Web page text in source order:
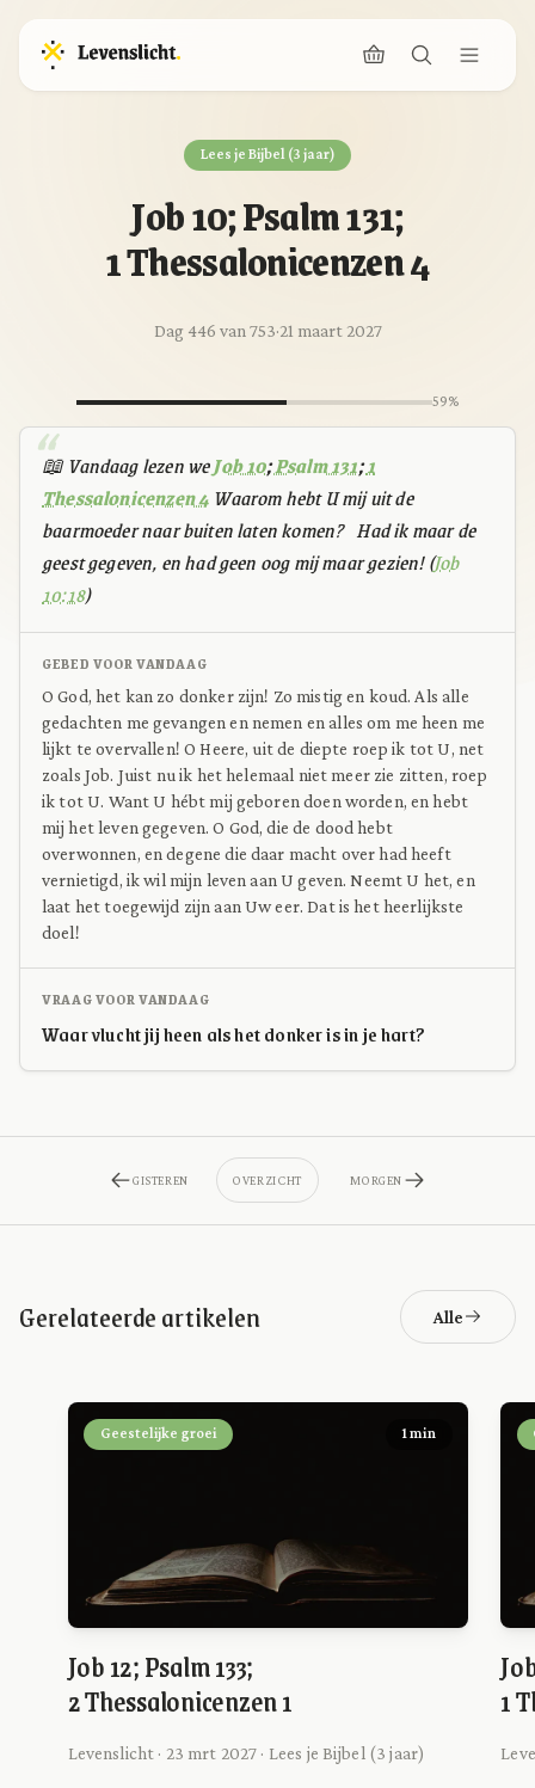
Lees je Bijbel (3 jaar)
Job 10; Psalm 131;
1 Thessalonicenzen 4
Dag 446 van 753·21 maart 2027
59%
📖 Vandaag lezen weJob 10;Psalm 131;1
Thessalonicenzen 4Waarom hebt U mij uit de
baarmoeder naar buiten laten komen? Had ik maar de
geest gegeven, en had geen oog mij maar gezien! (Job
10:18)
GEBED VOOR VANDAAG
O God, het kan zo donker zijn! Zo mistig en koud. Als alle
gedachten me gevangen en nemen en alles om me heen me
lijkt te overvallen! O Heere, uit de diepte roep ik tot U, net
zoals Job. Juist nu ik het helemaal niet meer zie zitten, roep
ik tot U. Want U hébt mij geboren doen worden, en hebt
mij het leven gegeven. O God, die de dood hebt
overwonnen, en degene die daar macht over had heeft
vernietigd, ik wil mijn leven aan U geven. Neemt U het, en
laat het toegewijd zijn aan Uw eer. Dat is het heerlijkste
doel!
VRAAG VOOR VANDAAG
Waar vlucht jij heen als het donker is in je hart?
GISTEREN OVERZICHT MORGEN
Gerelateerde artikelen Alle
Geestelijke groei 1 min
Job 12; Psalm 133;
2 Thessalonicenzen 1
Levenslicht · 23 mrt 2027 · Lees je Bijbel (3 jaar)
1